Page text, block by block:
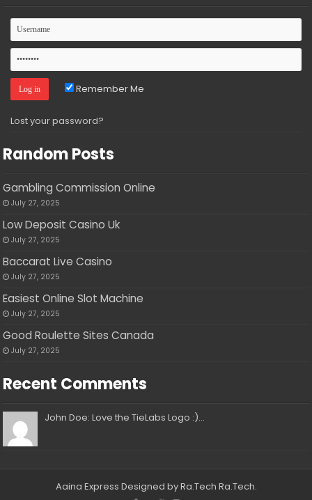
Remember Me
Lost your password?
Random Posts
Gambling Commission Online
July 27, 2025
Low Deposit Casino Uk
July 27, 2025
Baccarat Live Casino
July 27, 2025
Easiest Online Slot Machine
July 27, 2025
Good Roulette Sites Canada
July 27, 2025
Recent Comments
John Doe: Love the TieLabs Logo :)...
Aaina Express Designed by Ra.Tech Ra.Tech.